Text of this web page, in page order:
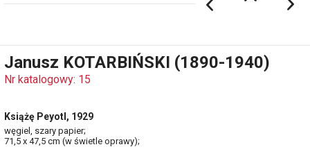
Janusz KOTARBIŃSKI (1890-1940)
Nr katalogowy: 15
Książę Peyotl, 1929
węgiel, szary papier;
71,5 x 47,5 cm (w świetle oprawy);